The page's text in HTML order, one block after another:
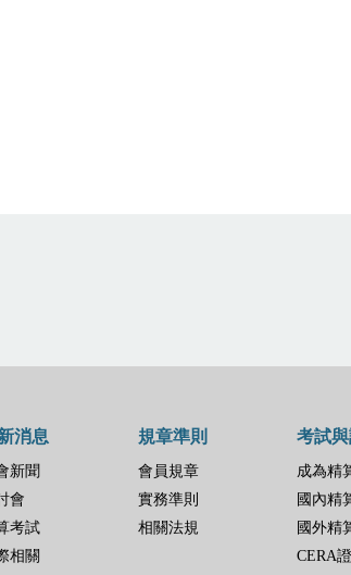
消息
新聞
會
考試
相關
規章準則
會員規章
實務準則
相關法規
考試
成為精
國內精
國外精
CERA